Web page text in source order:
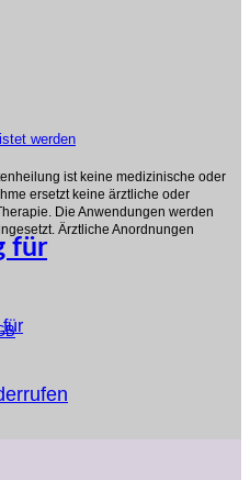
für
werden
ist keine medizinische oder
ersetzt keine ärztliche oder
Die Anwendungen werden
Ärztliche Anordnungen